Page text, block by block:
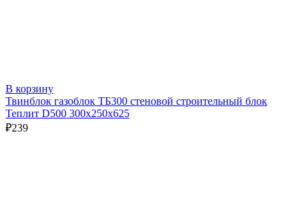
В корзину
Твинблок газоблок ТБ300 стеновой строительный блок
Теплит D500 300х250х625
₽239